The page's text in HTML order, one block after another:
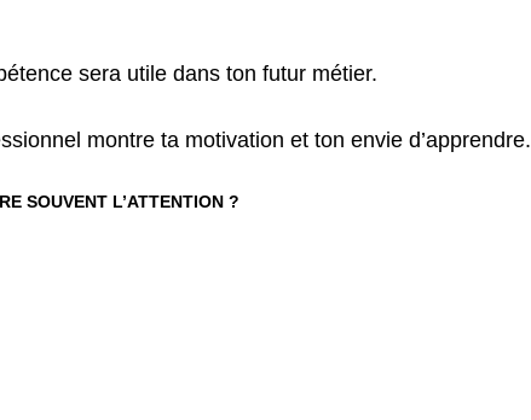
sera utile dans ton futur métier.
montre ta motivation et ton envie d’apprendre.
SOUVENT L’ATTENTION ?